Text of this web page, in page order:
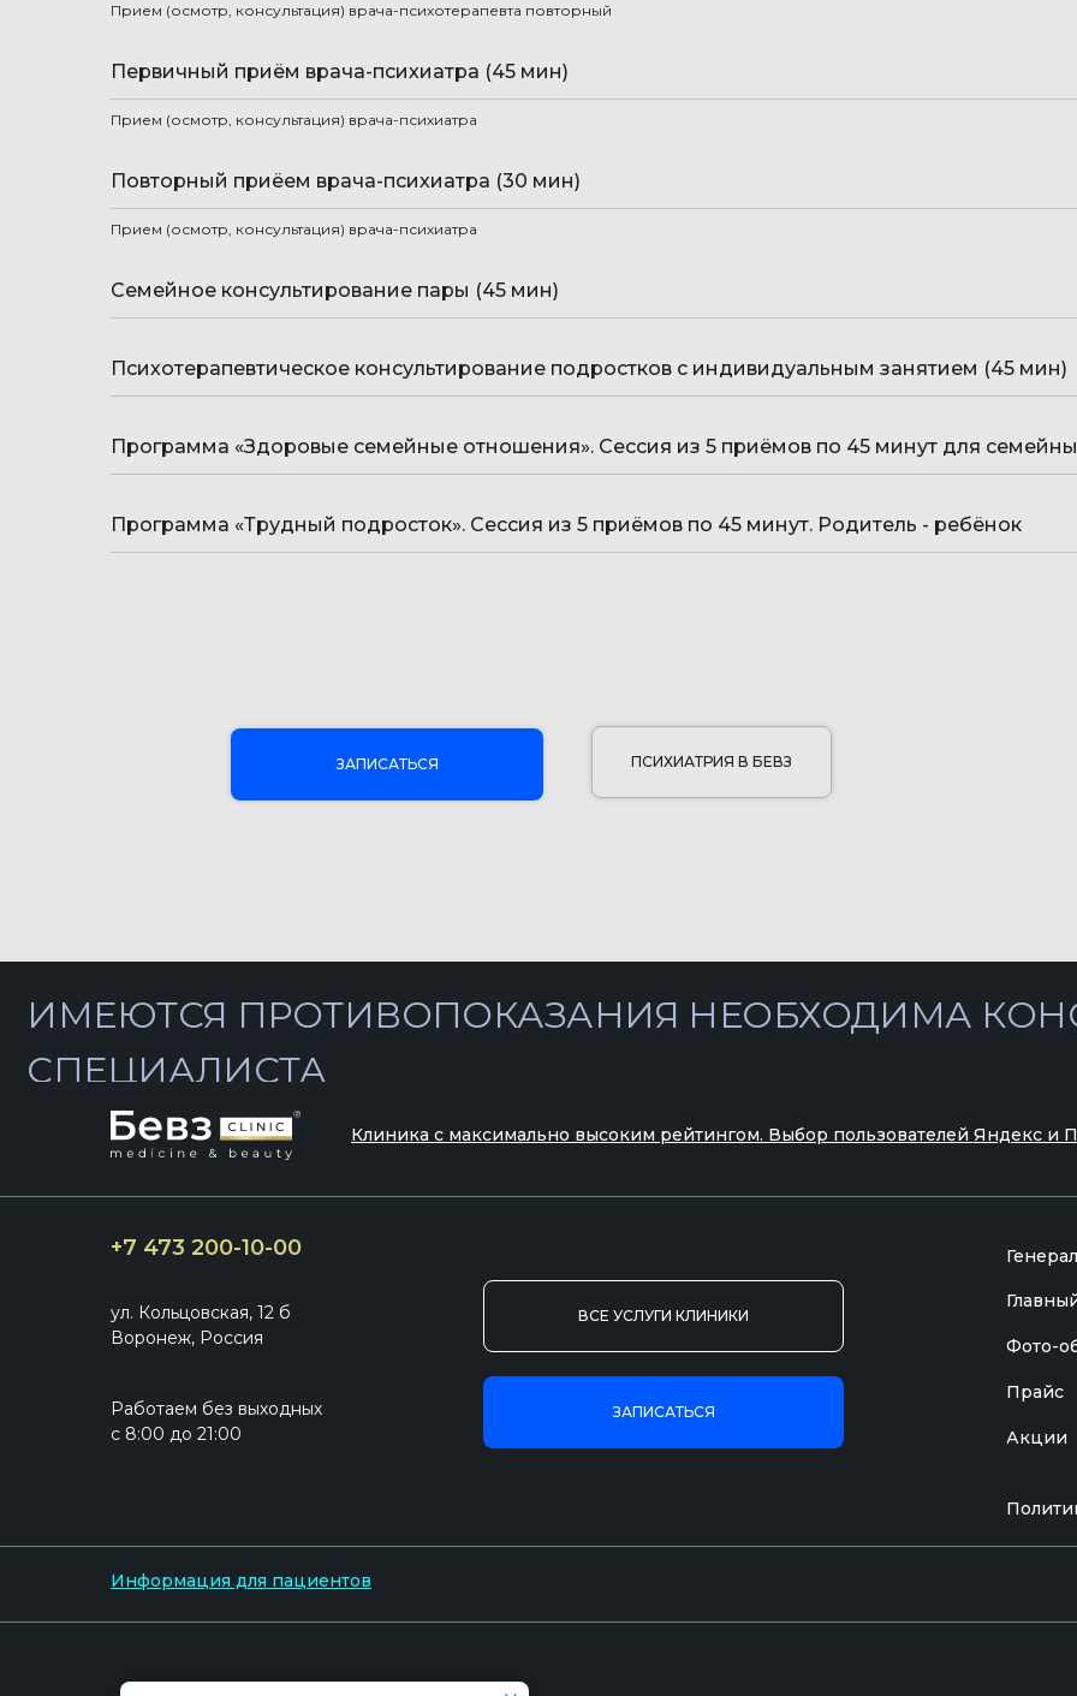
Прием (осмотр, консультация) врача-психотерапевта повторный
Первичный приём врача-психиатра (45 мин)
Прием (осмотр, консультация) врача-психиатра
Повторный приёем врача-психиатра (30 мин)
Прием (осмотр, консультация) врача-психиатра
Семейное консультирование пары (45 мин)
Психотерапевтическое консультирование подростков с индивидуальным занятием (45 мин)
Программа «Здоровые семейные отношения». Сессия из 5 приёмов по 45 минут для
Программа «Трудный подросток». Сессия из 5 приёмов по 45 минут. Родитель - ребёнок
ЗАПИСАТЬСЯ ПСИХИАТРИЯ В БЕВЗ
ИМЕЮТСЯ ПРОТИВОПОКАЗАНИЯ НЕОБХОДИМА
Клиника с максимально высоким рейтингом. Выбор пользователей Яндекс и
ЗАПИСАТЬСЯ
Информация для пациентов
Фото-
Прайс
Акции
+7 473 200-10-00
Работаем без выходных
с 8:00 до 21:00
ВСЕ УСЛУГИ КЛИНИКИ
ул. Кольцовская, 12 б
Воронеж, Россия
Сайте информация, в том числе цены носит исключительно ознакомительный характер, не является исчерпывающей и не является
положениями статьи 437 Гражданского кодекса РФ. ООО «Клиника БЕВЗ» ни в коем случае не несёт ответственности перед какими-
ими в результате использования информации, содержащейся на данном сайте.
© 2010-2025 Все права защищены. ООО «Клиника БЕВЗ» ОГРН 1123668042520. Лицензия № Л041-01136-36/00361113 от 10.12.2020